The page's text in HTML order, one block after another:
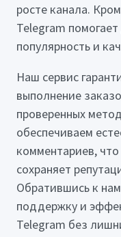
росте канала.
Telegram
популярность и
Наш сервис
выполнение
проверенных
обеспечиваем
комментариев,
сохраняет
Обратившись к
поддержку и
Telegram без